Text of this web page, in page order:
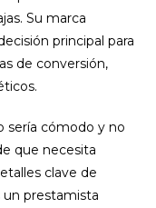
Su marca
principal para
de conversión,
serí­a cómodo y no
que necesita
clave de
un prestamista